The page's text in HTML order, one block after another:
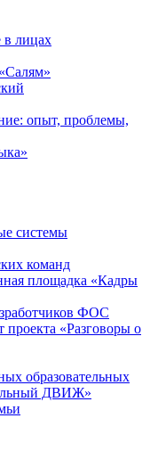
в лицах
опыт, проблемы,
системы
команд
площадка «Кадры
ФОС
«Разговоры о
образовательных
ДВИЖ»